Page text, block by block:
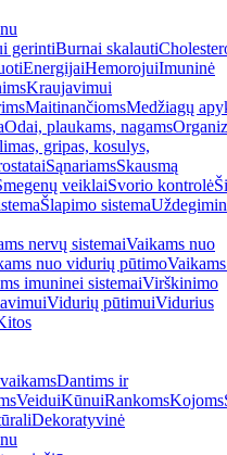
gerintiBurnai skalauti
EnergijaiHemorojuiImuninė
Kraujavimui
MaitinančiomsMedžiagų
Odai, plaukams, nagams
gripas, kosulys,
SąnariamsSkausmą
veiklaiSvorio kontrolė
Šlapimo sistema
nervų sistemaiVaikams nuo
nuo vidurių pūtimo
imuninei sistemaiVirškinimo
Vidurių pūtimuiVidurius
Dantims ir
VeiduiKūnuiRankomsKojoms
Dekoratyvinė